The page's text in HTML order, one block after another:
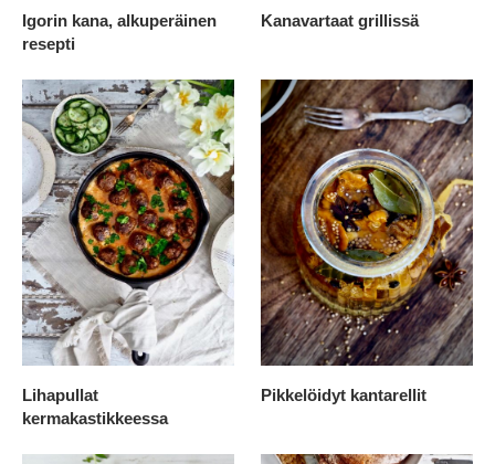
Igorin kana, alkuperäinen
resepti
Kanavartaat grillissä
Lihapullat
kermakastikkeessa
Pikkelöidyt kantarellit